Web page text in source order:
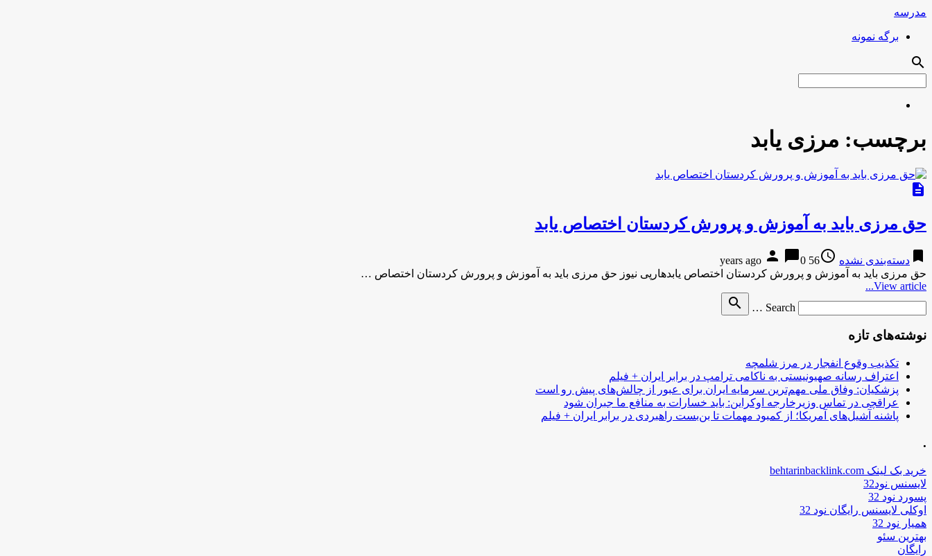
مدرسه
برگه نمونه
search
برچسب: مرزی یابد
description
حق مرزی باید به آموزش و پرورش کردستان اختصاص یابد
bookmark دسته‌بندی نشده access_time
56 years ago
person chat_bubble0
حق مرزی باید به آموزش و پرورش کردستان اختصاص یابدهارپی نیوز حق مرزی باید به آموزش و پرورش کردستان اختصاص …
View article...
Search …
search
نوشته‌های تازه
تکذیب وقوع انفجار در مرز شلمچه
اعتراف رسانه صهیونیستی به ناکامی ترامپ در برابر ایران + فیلم
پزشکیان: وفاق ملی مهم‌ترین سرمایه ایران برای عبور از چالش‌های پیش رو است
عراقچی در تماس وزیرخارجه اوکراین: باید خسارات به منافع ما جبران شود
پاشنه آشیل‌های آمریکا؛ از کمبود مهمات تا بن‌بست راهبردی در برابر ایران + فیلم
.
خرید بک لینک behtarinbacklink.com
لایسنس نود32
پسورد نود 32
اوکلی لایسنس رایگان نود 32
همیار نود 32
بهترین سئو
رایگان